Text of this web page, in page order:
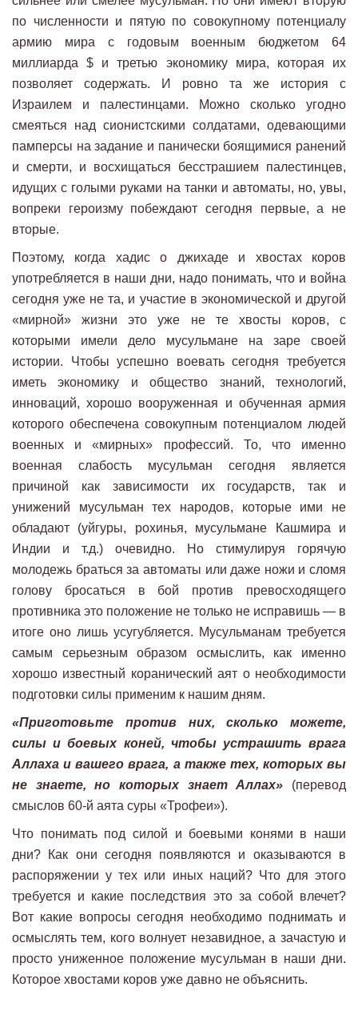
по численности и пятую по совокупному потенциалу
армию мира с годовым военным бюджетом 64
миллиарда $ и третью экономику мира, которая их
позволяет содержать. И ровно та же история с
Израилем и палестинцами. Можно сколько угодно
смеяться над сионистскими солдатами, одевающими
памперсы на задание и панически боящимися ранений
и смерти, и восхищаться бесстрашием палестинцев,
идущих с голыми руками на танки и автоматы, но, увы,
вопреки героизму побеждают сегодня первые, а не
вторые.
Поэтому, когда хадис о джихаде и хвостах коров
употребляется в наши дни, надо понимать, что и война
сегодня уже не та, и участие в экономической и другой
«мирной» жизни это уже не те хвосты коров, с
которыми имели дело мусульмане на заре своей
истории. Чтобы успешно воевать сегодня требуется
иметь экономику и общество знаний, технологий,
инноваций, хорошо вооруженная и обученная армия
которого обеспечена совокупным потенциалом людей
военных и «мирных» профессий. То, что именно
военная слабость мусульман сегодня является
причиной как зависимости их государств, так и
унижений мусульман тех народов, которые ими не
обладают (уйгуры, рохинья, мусульмане Кашмира и
Индии и т.д.) очевидно. Но стимулируя горячую
молодежь браться за автоматы или даже ножи и сломя
голову бросаться в бой против превосходящего
противника это положение не только не исправишь — в
итоге оно лишь усугубляется. Мусульманам требуется
самым серьезным образом осмыслить, как именно
хорошо известный коранический аят о необходимости
подготовки силы применим к нашим дням.
«Приготовьте против них, сколько можете,
силы и боевых коней, чтобы устрашить врага
Аллаха и вашего врага, а также тех, которых вы
не знаете, но которых знает Аллах» (перевод
смыслов 60-й аята суры «Трофеи»).
Что понимать под силой и боевыми конями в наши
дни? Как они сегодня появляются и оказываются в
распоряжении у тех или иных наций? Что для этого
требуется и какие последствия это за собой влечет?
Вот какие вопросы сегодня необходимо поднимать и
осмыслять тем, кого волнует незавидное, а зачастую и
просто униженное положение мусульман в наши дни.
Которое хвостами коров уже давно не объяснить.